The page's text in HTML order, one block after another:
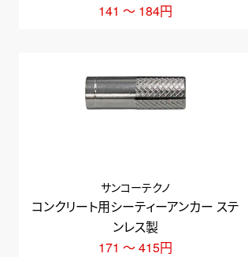
141 ～ 184円
コンクリート用シーティーアンカー ステ
ンレス製
サンコーテクノ
171 ～ 415円